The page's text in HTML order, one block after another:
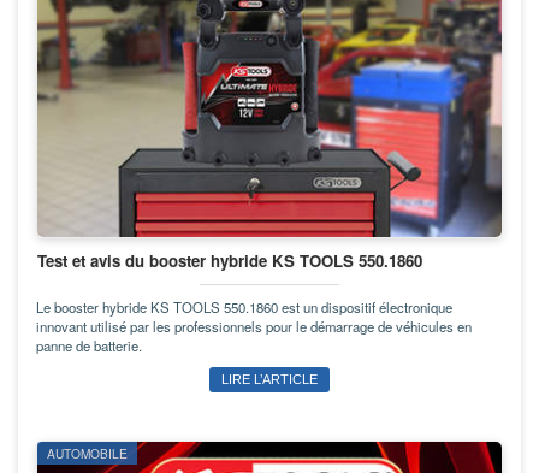
Test et avis du booster hybride KS TOOLS 550.1860
Le booster hybride KS TOOLS 550.1860 est un dispositif électronique
innovant utilisé par les professionnels pour le démarrage de véhicules en
panne de batterie.
LIRE L’ARTICLE
AUTOMOBILE